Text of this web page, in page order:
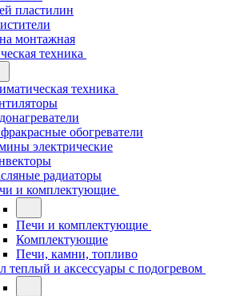
пластилин
монтажная
техника
техника
обогреватели
электрические
радиаторы
и комплектующие
Печи и комплектующие
Комплектующие
Печи, камни, топливо
теплый и аксессуары с подогревом